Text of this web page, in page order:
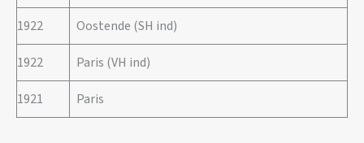
1922 Oostende (SH ind)
1922 Paris (VH ind)
1921 Paris